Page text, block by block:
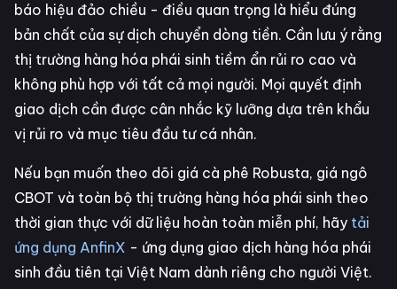
báo hiệu đảo chiều - điều quan trọng là hiểu đúng
bản chất của sự dịch chuyển dòng tiền. Cần lưu ý rằng
thị trường hàng hóa phái sinh tiềm ẩn rủi ro cao và
không phù hợp với tất cả mọi người. Mọi quyết định
giao dịch cần được cân nhắc kỹ lưỡng dựa trên khẩu
vị rủi ro và mục tiêu đầu tư cá nhân.
Nếu bạn muốn theo dõi giá cà phê Robusta, giá ngô
CBOT và toàn bộ thị trường hàng hóa phái sinh theo
thời gian thực với dữ liệu hoàn toàn miễn phí, hãy tải
ứng dụng AnfinX - ứng dụng giao dịch hàng hóa phái
sinh đầu tiên tại Việt Nam dành riêng cho người Việt.